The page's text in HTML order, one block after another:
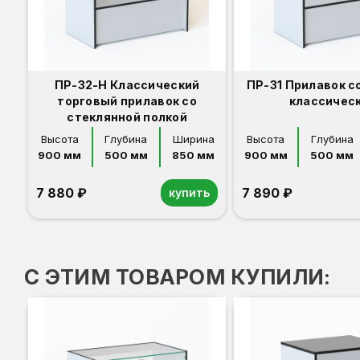
ПР-32-Н Классический
торговый прилавок со
стеклянной полкой
Высота
900 мм
Глубина
500 мм
Ширина
850 мм
7 880 ₽ купить
ПР-31 Прилавок
Высота
900 мм
Глубина
500 мм
7 890 ₽
С ЭТИМ ТОВАРОМ КУПИЛИ: